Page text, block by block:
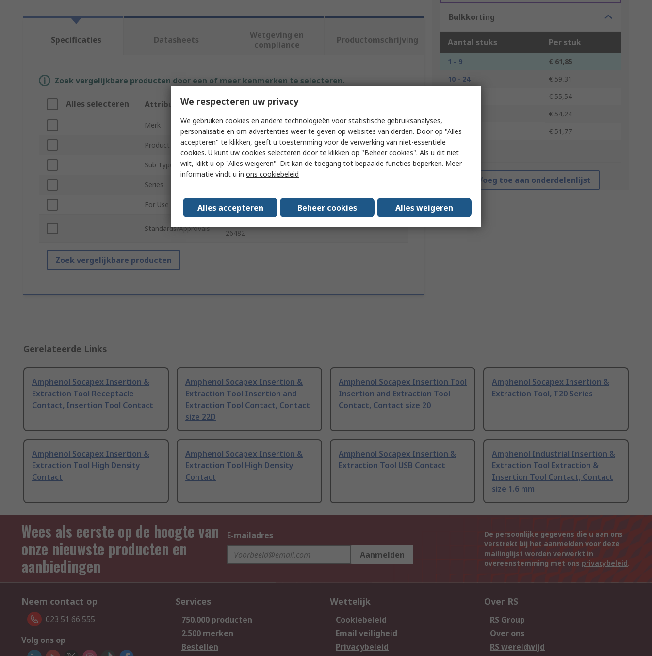
Bulkkorting
Aantal stuks Per stuk
1 - 9
€ 61,85
10 - 24
€ 59,31
€ 55,54
€ 54,24
100 +
€ 51,77
*prijsindicatie
Voeg toe aan onderdelenlijst
Specificaties Datasheets
Wetgeving en
compliance
Productomschrijving
Zoek vergelijkbare producten door een of meer kenmerken te selecteren.
Alles selecteren Attribuut Waarde
Merk Amphenol Socapex
Product Type Insertion & Extraction Tool
Sub Type Extraction & Insertion Tool
Series
For Use With Ethernet Transmission
Standards/Approvals
26482
Zoek vergelijkbare producten
Gerelateerde Links
Amphenol Socapex Insertion &
Extraction Tool Receptacle
Contact, Insertion Tool Contact
Amphenol Socapex Insertion &
Extraction Tool Insertion and
Extraction Tool Contact, Contact
size 22D
Amphenol Socapex Insertion Tool
Insertion and Extraction Tool
Contact, Contact size 20
Amphenol Socapex Insertion &
Extraction Tool, T20 Series
Amphenol Socapex Insertion &
Extraction Tool High Density
Contact
Amphenol Socapex Insertion &
Extraction Tool High Density
Contact
Amphenol Socapex Insertion &
Extraction Tool USB Contact
Amphenol Industrial Insertion &
Extraction Tool Extraction &
Insertion Tool Contact, Contact
size 1.6 mm
Wees als eerste op de hoogte van
onze nieuwste producten en
aanbiedingen
E-mailadres
Aanmelden
De persoonlijke gegevens die u aan ons
verstrekt bij het aanmelden voor deze
mailinglijst worden verwerkt in
overeenstemming met ons privacybeleid.
Neem contact op
023 51 66 555
Volg ons op
Services
750.000 producten
2.500 merken
Bestellen
Wettelijk
Cookiebeleid
Email veiligheid
Privacybeleid
Over RS
RS Group
Over ons
RS wereldwijd
We respecteren uw privacy
We gebruiken cookies en andere technologieën voor statistische gebruiksanalyses,
personalisatie en om advertenties weer te geven op websites van derden. Door op "Alles
accepteren" te klikken, geeft u toestemming voor de verwerking van niet-essentiële
cookies. U kunt uw cookies selecteren door te klikken op "Beheer cookies". Als u dit niet
wilt, klikt u op "Alles weigeren". Dit kan de toegang tot bepaalde functies beperken. Meer
informatie vindt u in ons cookiebeleid
Alles accepteren Beheer cookies Alles weigeren